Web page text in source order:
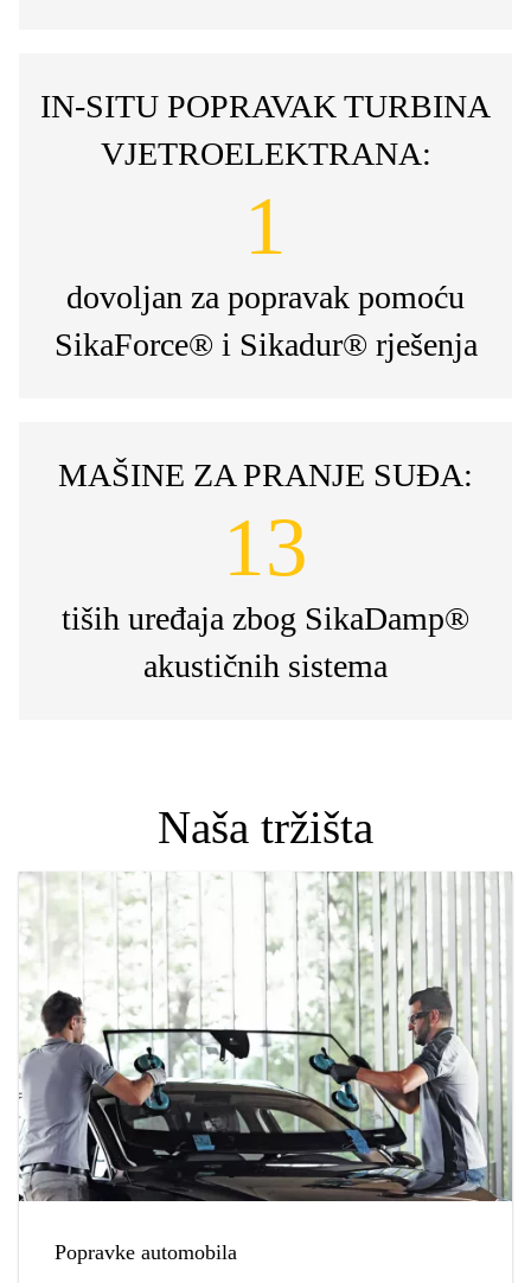
IN-SITU POPRAVAK TURBINA
VJETROELEKTRANA:
1
dovoljan za popravak pomoću
SikaForce® i Sikadur® rješenja
MAŠINE ZA PRANJE SUĐA:
13
tiših uređaja zbog SikaDamp®
akustičnih sistema
Naša tržišta
Popravke automobila